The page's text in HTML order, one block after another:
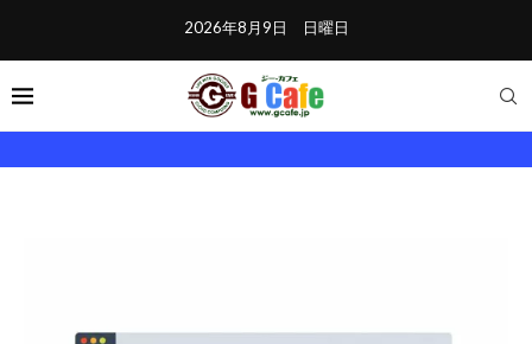
2026年8月9日 日曜日